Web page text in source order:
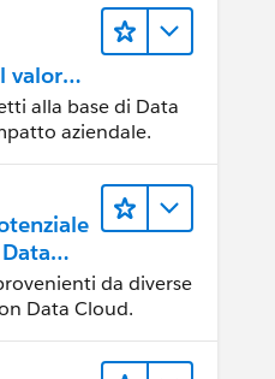
valore
alla base di Data
aziendale.
da diverse
Data Cloud.